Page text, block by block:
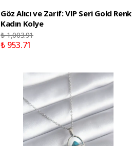
Göz Alıcı ve Zarif: VIP Seri Gold Renk
Kadın Kolye
₺ 1,003.91
₺ 953.71